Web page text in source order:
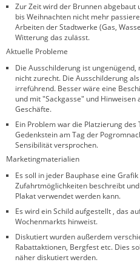
Zur Zeit wird der Brunnen abgebaut
bis Weihnachten nicht mehr
Arbeiten der Stadtwerke (Gas,
Witterung das zulässt.
Aktuelle Probleme
Die Ausschilderung ist
nicht zurecht. Die Ausschilderung
irreführend. Besser wäre eine
und mit "Sackgasse" und
Geschäfte.
Ein Problem war die Platzierung
Gedenkstein am Tag der
Sensibilität versprochen.
Marketingmaterialien
Es soll in jeder Bauphase eine
Zufahrtmöglichkeiten beschreibt
Plakat verwendet werden kann.
Es wird ein Schild aufgestellt , das
Wochenmarkts hinweist.
Diskutiert wurden außerdem
Rabattaktionen, Bergfest etc. Dies
näher diskutiert werden.